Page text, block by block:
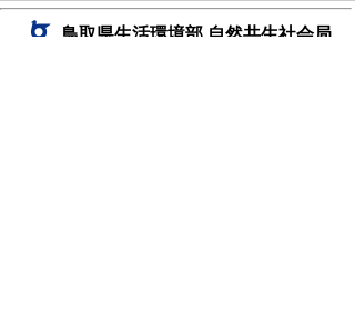
ネ
鳥取県生活環境部 自然共生社会局